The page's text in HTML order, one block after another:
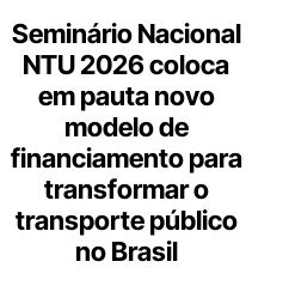
Seminário Nacional
NTU 2026 coloca
em pauta novo
modelo de
financiamento para
transformar o
transporte público
no Brasil